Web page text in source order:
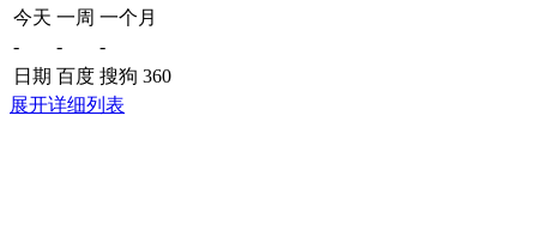
今天 一周 一个月
-
-
-
日期 百度 搜狗 360
展开详细列表